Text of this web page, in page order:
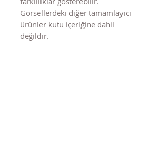
Görsellerdeki diğer tamamlayıcı
ürünler kutu içeriğine dahil
değildir.